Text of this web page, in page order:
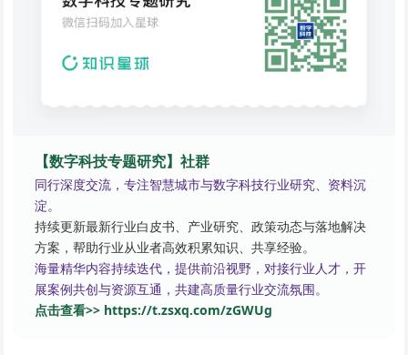
【数字科技专题研究】社群
同行深度交流，专注智慧城市与数字科技行业研究、资料沉
淀。
持续更新最新行业白皮书、产业研究、政策动态与落地解决
方案，帮助行业从业者高效积累知识、共享经验。
海量精华内容持续迭代，提供前沿视野，对接行业人才，开
展案例共创与资源互通，共建高质量行业交流氛围。
点击查看>> https://t.zsxq.com/zGWUg